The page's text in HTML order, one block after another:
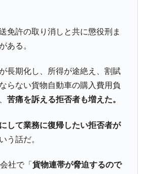
免許の取り消しと共に懲役刑ま
ある。
長期化し、所得が途絶え、割賦
らない貨物自動車の購入費用負
苦痛を訴える拒否者も増えた。
して業務に復帰したい拒否者が
う話だ。
社で「 貨物連帯が脅迫するので